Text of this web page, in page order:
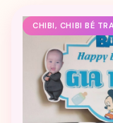
CHIBI, CHIBI BÉ